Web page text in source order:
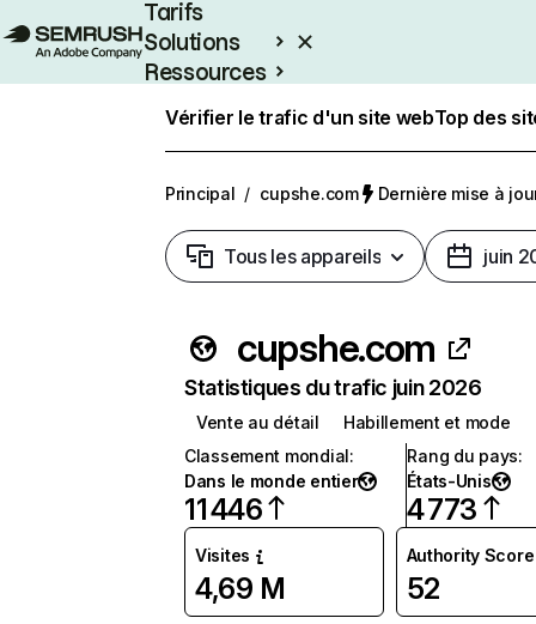
Tarifs
Solutions
Ressources
Vérifier le trafic d'un site webTop des
Principal / cupshe.com Dernière mise à
Tous les appareils juin
cupshe.com
Statistiques du trafic juin 2026
Vente au détail
Habillement et mode
Classement mondial:
Dans le monde entier
11 446
Rang du pays:
États-Unis
4 773
Visites
4,69 M
Authority Score
52